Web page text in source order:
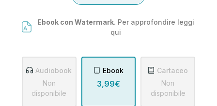
Ebook con Watermark. Per approfondire leggi
qui
Audiobook
Non
disponibile
Ebook
3,99€
Cartaceo
Non
disponibile